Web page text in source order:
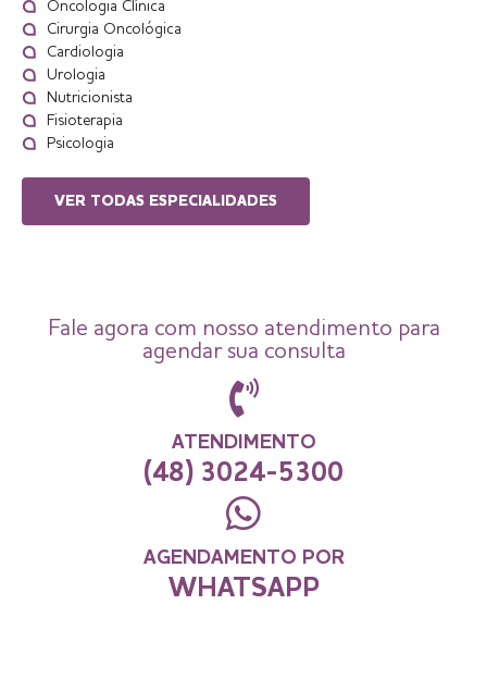
Oncologia Clínica
Cirurgia Oncológica
Cardiologia
Urologia
Nutricionista
Fisioterapia
Psicologia
VER TODAS ESPECIALIDADES
Fale agora com nosso atendimento para
agendar sua consulta
ATENDIMENTO
(48) 3024-5300
AGENDAMENTO POR
WHATSAPP